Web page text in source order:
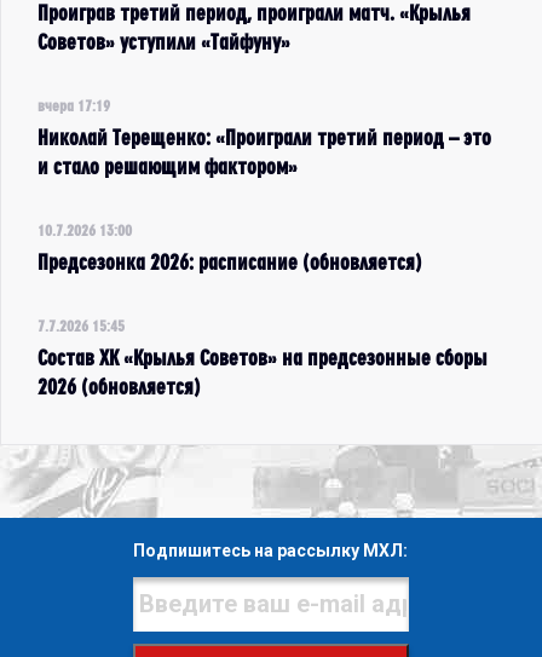
Проиграв третий период, проиграли матч. «Крылья
Советов» уступили «Тайфуну»
вчера 17:19
Николай Терещенко: «Проиграли третий период – это
и стало решающим фактором»
10.7.2026 13:00
Предсезонка 2026: расписание (обновляется)
7.7.2026 15:45
Состав ХК «Крылья Советов» на предсезонные сборы
2026 (обновляется)
Подпишитесь на рассылку МХЛ: